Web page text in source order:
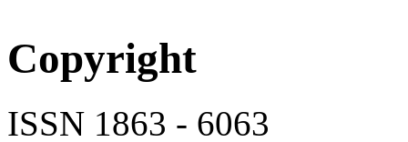
Copyright
ISSN 1863 - 6063